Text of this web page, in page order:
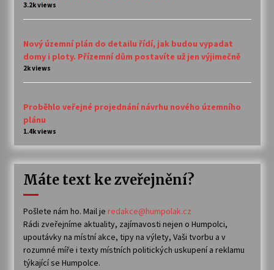
3.2k views
Nový územní plán do detailu řídí, jak budou vypadat
domy i ploty. Přízemní dům postavíte už jen výjimečně
2k views
Proběhlo veřejné projednání návrhu nového územního
plánu
1.4k views
Máte text ke zveřejnění?
Pošlete nám ho. Mail je redakce@humpolak.cz
Rádi zveřejníme aktuality, zajímavosti nejen o Humpolci,
upoutávky na místní akce, tipy na výlety, Vaši tvorbu a v
rozumné míře i texty místních politických uskupení a reklamu
týkající se Humpolce.